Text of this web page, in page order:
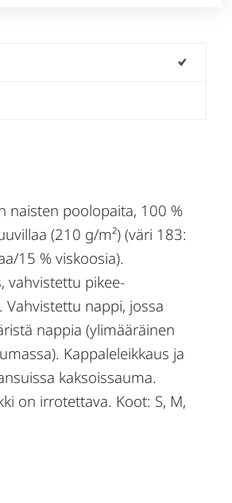
naisten poolopaita, 100 %
(210 g/m²) (väri 183:
15 % viskoosia).
vahvistettu pikee-
Vahvistettu nappi, jossa
nappia (ylimääräinen
Kappaleleikkaus ja
kaksoissauma.
on irrotettava. Koot: S, M,